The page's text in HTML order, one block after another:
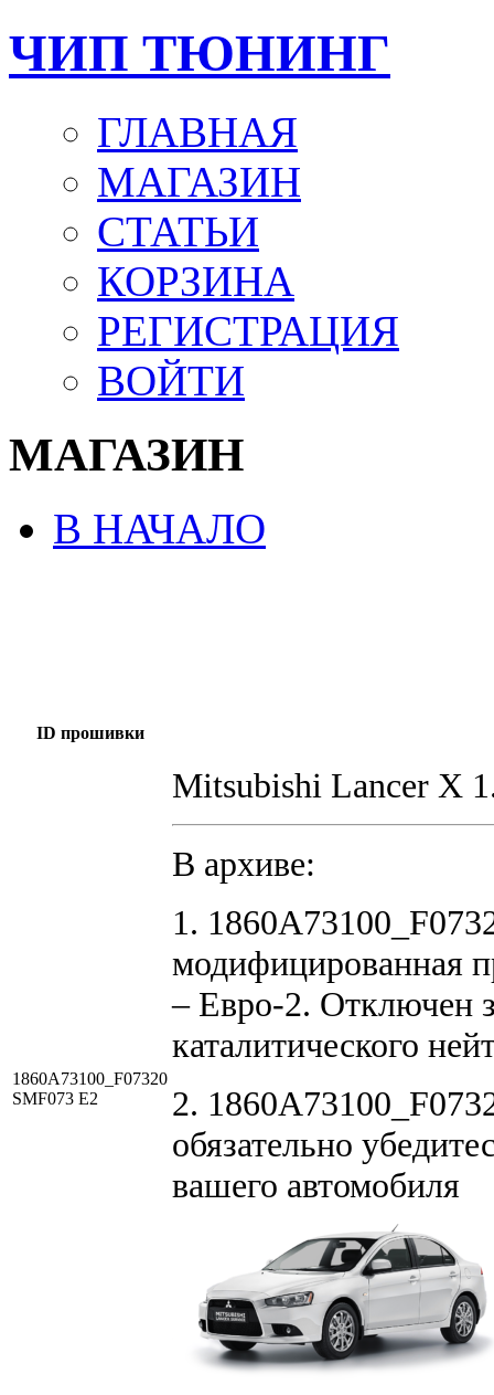
ЧИП ТЮНИНГ
ГЛАВНАЯ
МАГАЗИН
СТАТЬИ
КОРЗИНА
РЕГИСТРАЦИЯ
ВОЙТИ
МАГАЗИН
В НАЧАЛО
ID прошивки
1860A73100_F07320
SMF073 E2
Mitsubishi Lancer X
В архиве:
1.
модифицированная
– Евро-2. Отключен
каталитического
2.
обязательно
вашего автомобиля